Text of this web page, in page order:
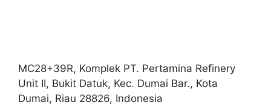
MC28+39R, Komplek PT. Pertamina Refinery
Unit II, Bukit Datuk, Kec. Dumai Bar., Kota
Dumai, Riau 28826, Indonesia